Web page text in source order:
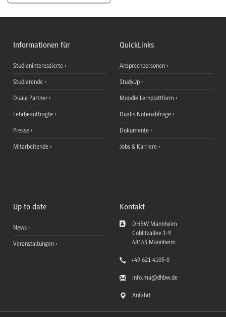
Informationen für
Studieninteressierte
Studierende
Duale Partner
Lehrbeauftragte
Presse
Mitarbeitende
QuickLinks
Ansprechpersonen
StudyUp
Moodle Lernplattform
Dualis Notenabfrage
Dokumente
Jobs & Karriere
Up to date
News
Veranstaltungen
Kontakt
DHBW Mannheim
Coblitzallee 1-9
68163 Mannheim
+49 621 4105-0
info.ma@dhbw.de
Anfahrt